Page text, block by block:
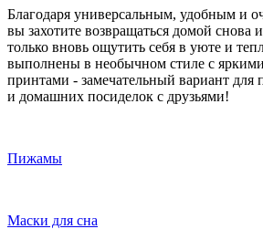
Благодаря универсальным, удобным и
вы захотите возвращаться домой снова
только вновь ощутить себя в уюте и
выполнены в необычном стиле с
принтами - замечательный вариант
и домашних посиделок с друзьями!
Пижамы
Маски для сна